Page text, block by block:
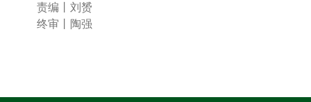
责编丨刘赟
终审丨陶强